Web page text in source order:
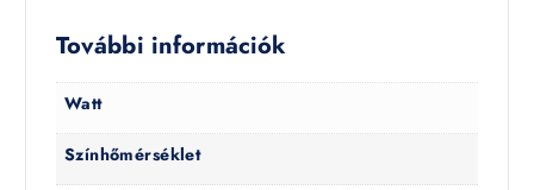
További információk
Watt
Színhőmérséklet